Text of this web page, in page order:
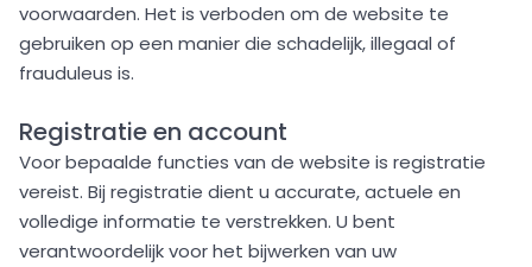
voorwaarden. Het is verboden om de website te
gebruiken op een manier die schadelijk, illegaal of
frauduleus is.
Registratie en account
Voor bepaalde functies van de website is registratie
vereist. Bij registratie dient u accurate, actuele en
volledige informatie te verstrekken. U bent
verantwoordelijk voor het bijwerken van uw